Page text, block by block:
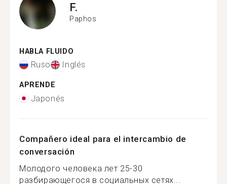
F.
Paphos
HABLA FLUIDO
Ruso Inglés
APRENDE
Japonés
Compañero ideal para el intercambio de
conversación
Молодого человека лет 25-30
разбирающегося в социальных сетях...